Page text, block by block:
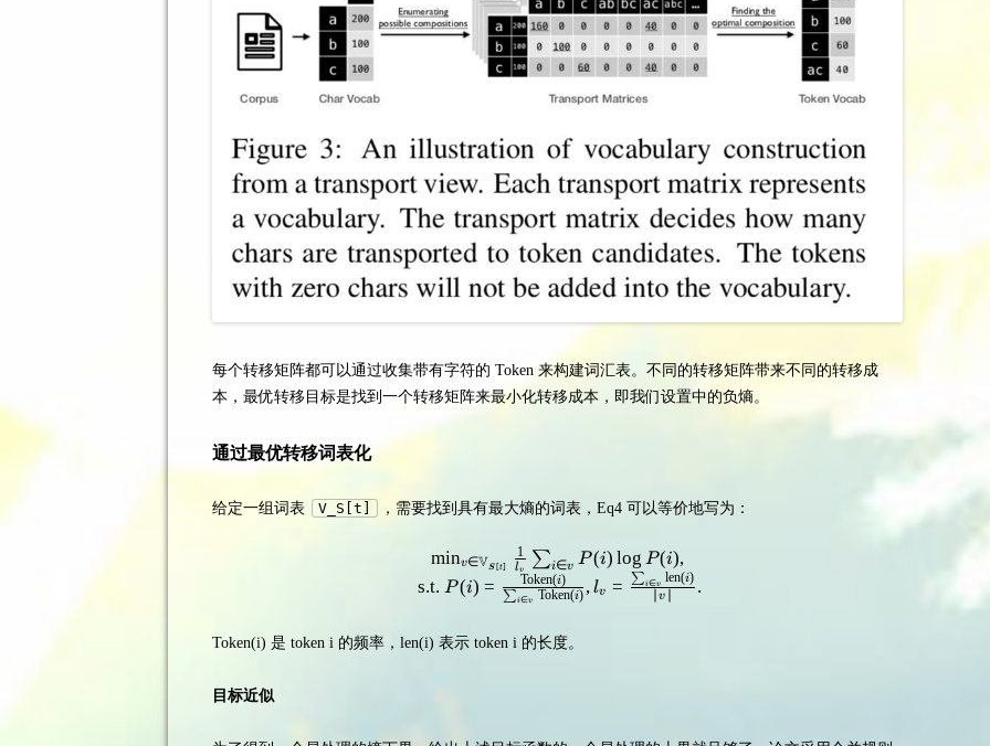
每个转移矩阵都可以通过收集带有字符的 Token 来构建词汇表。不同的转移矩阵带来不同的转移成
本，最优转移目标是找到一个转移矩阵来最小化转移成本，即我们设置中的负熵。
通过最优转移词表化
给定一组词表 V_S[t] ，需要找到具有最大熵的词表，Eq4 可以等价地写为：
\begin{array}{c} \min _{v \in
minv∈VS[t] lv
1 ∑i∈v P(i) log P(i),
s.t. P(i) = ∑i∈v Token(i)
Token(i) , lv = ∣v ∣
∑i∈v len(i) .
Token(i) 是 token i 的频率，len(i) 表示 token i 的长度。
目标近似